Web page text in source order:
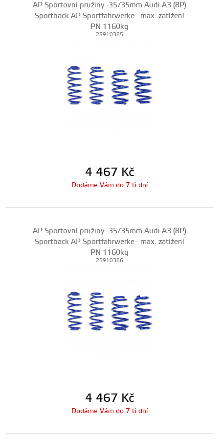
AP Sportovní pružiny -35/35mm Audi A3 (8P)
Sportback AP Sportfahrwerke - max. zatížení
PN 1160kg
25910385
4 467 Kč
Dodáme Vám do 7 ti dní
AP Sportovní pružiny -35/35mm Audi A3 (8P)
Sportback AP Sportfahrwerke - max. zatížení
PN 1160kg
25910386
4 467 Kč
Dodáme Vám do 7 ti dní